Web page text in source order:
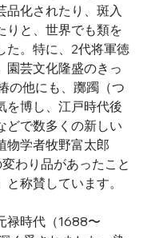
品化されたり、斑入
りと、世界でも類を
た。特に、2代将軍徳
園芸文化隆盛のきっ
の他にも、躑躅（つ
を博し、江戸時代後
どで数多くの新しい
物学者牧野富太郎
わり品があったこと
称賛しています。
禄時代（1688〜